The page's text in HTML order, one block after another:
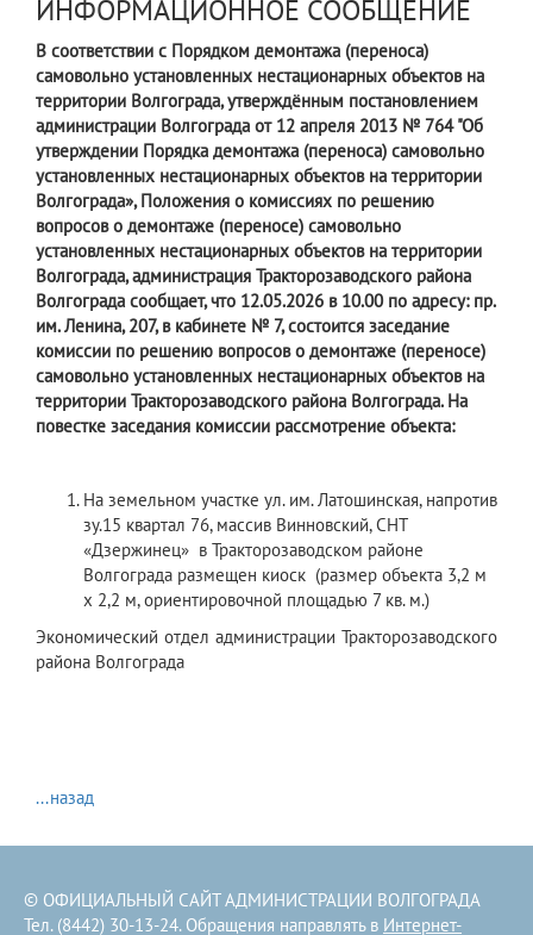
ИНФОРМАЦИОННОЕ СООБЩЕНИЕ
В соответствии с Порядком демонтажа (переноса)
самовольно установленных нестационарных объектов на
территории Волгограда, утверждённым постановлением
администрации Волгограда от 12 апреля 2013 № 764 "Об
утверждении Порядка демонтажа (переноса) самовольно
установленных нестационарных объектов на территории
Волгограда», Положения о комиссиях по решению
вопросов о демонтаже (переносе) самовольно
установленных нестационарных объектов на территории
Волгограда, администрация Тракторозаводского района
Волгограда сообщает, что 12.05.2026 в 10.00 по адресу: пр.
им. Ленина, 207, в кабинете № 7, состоится заседание
комиссии по решению вопросов о демонтаже (переносе)
самовольно установленных нестационарных объектов на
территории Тракторозаводского района Волгограда. На
повестке заседания комиссии рассмотрение объекта:
На земельном участке ул. им. Латошинская, напротив
зу.15 квартал 76, массив Винновский, СНТ
«Дзержинец» в Тракторозаводском районе
Волгограда размещен киоск (размер объекта 3,2 м
x 2,2 м, ориентировочной площадью 7 кв. м.)
Экономический отдел администрации Тракторозаводского
района Волгограда
...назад
© ОФИЦИАЛЬНЫЙ САЙТ АДМИНИСТРАЦИИ ВОЛГОГРАДА
Тел. (8442) 30-13-24. Обращения направлять в Интернет-